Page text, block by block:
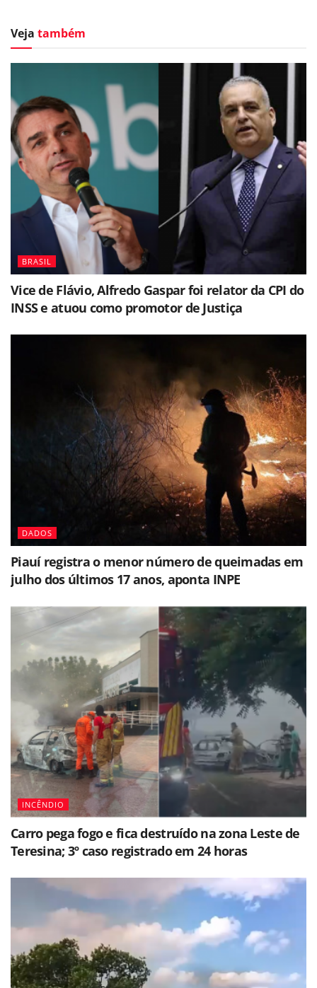
Veja também
BRASIL
Vice de Flávio, Alfredo Gaspar foi relator da CPI do
INSS e atuou como promotor de Justiça
DADOS
Piauí registra o menor número de queimadas em
julho dos últimos 17 anos, aponta INPE
INCÊNDIO
Carro pega fogo e fica destruído na zona Leste de
Teresina; 3º caso registrado em 24 horas